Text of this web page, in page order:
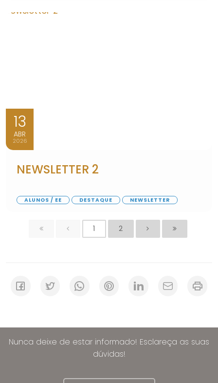
13
ABR
2026
NEWSLETTER 2
ALUNOS / EE DESTAQUE NEWSLETTER
1 2
Nunca deixe de estar informado! Esclareça as suas
dúvidas!